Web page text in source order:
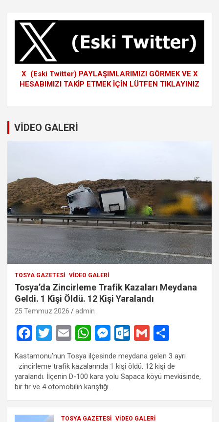
X (Eski Twitter) PAYLAŞIMLARIMIZI GÖRMEK VE X
HESABIMIZI TAKİP ETMEK İÇİN LÜTFEN TIKLAYINIZ
VİDEO GALERİ
TOSYA GAZETESI VIDEO GALERI
Tosya’da Zincirleme Trafik Kazaları Meydana
Geldi. 1 Kişi Öldü. 12 Kişi Yaralandı
25 Temmuz 2026 admin
F
ce
b
o
o
T
wi
tt
er
E
ail
W
at
s
A
p
M
es
se
n
g
er
O
ut
lo
o
k.
c
G
m
ail
h
ar
e
Kastamonu’nun Tosya ilçesinde meydana gelen 3 ayrı
zincirleme trafik kazalarında 1 kişi öldü. 12 kişi de
yaralandı. İlçenin D-100 kara yolu Sapaca köyü mevkisinde,
bir tır ve 4 otomobilin karıştığı…
TOSYA GAZETESI VIDEO GALERI